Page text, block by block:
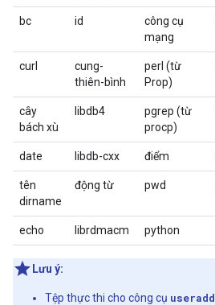
bc id
công cụ
mạng
curl
cung-
thiên-bình
perl (từ
Prop)
cây
bách xù
libdb4
pgrep (từ
procp)
date libdb-cxx điểm
tên
dirname
động từ pwd
echo librdmacm python
Lưu ý:
Tệp thực thi cho công cụ useradd